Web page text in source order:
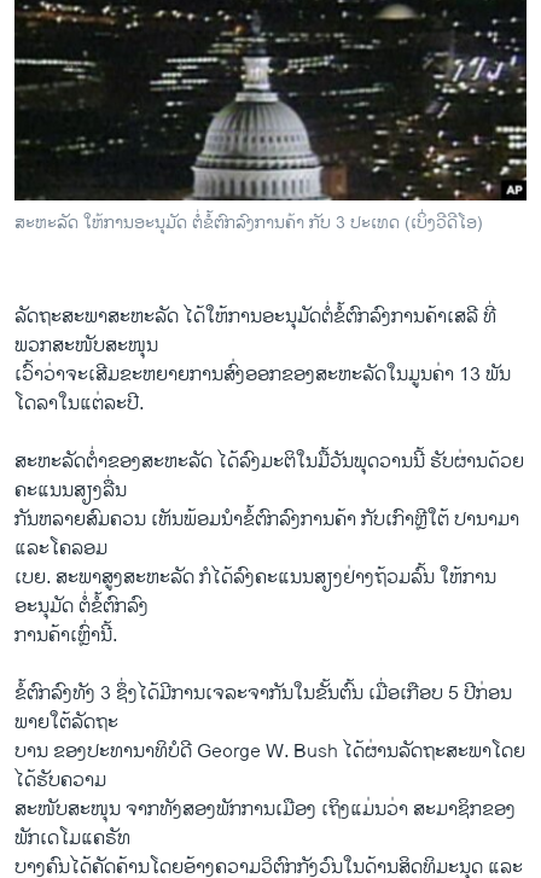
ຊຸມຊົນຊາວລາວ
ວິທະຍາສາດ-ເທັກໂນໂລຈີ
ທຸລະກິດ
ພາສາອັງກິດ
ວີດີໂອ
ລາຍງານ
ຕິດຕາມພວກເຮົາ ທີ່
ສະຫະລັດ ໃຫ້ການອະນຸມັດ ຕໍ່ຂໍ້ຕົກລົງການຄ້າ ກັບ 3 ປະເທດ (ເບິ່ງວີດີໂອ)
ລັດຖະສະພາສະຫະລັດ ໄດ້ໃຫ້ການອະນຸມັດຕໍ່ຂໍ້ຕົກລົງການຄ້າເສລີ ທີ່
ພວກສະໜັບສະໜຸນ
ເວົ້າວ່າຈະເສີມຂະຫຍາຍການສົ່ງອອກຂອງສະຫະລັດ​ໃນ​ມູນ​ຄ່າ 13 ພັນ
ໂດລາໃນແຕ່ລະປີ.
ສະຫະລັດຕໍ່າຂອງສະຫະລັດ ໄດ້ລົງມະຕິໃນມື້ວັນພຸດວານນີ້ ຮັບຜ່ານດ້ວຍ
ຄະແນນສຽງລື່ນ
ກັນ​ຫລາຍ​ສົມຄວນ ເຫັນພ້ອມນຳຂໍ້ຕົກລົງການຄ້າ ກັບເກົາຫຼີໃຕ້ ປານາມາ
ແລະໂຄລອມ
ເບຍ. ສະພາສູງສະຫະລັດ ກໍໄດ້ລົງຄະແນນສຽງຢ່າງຖ້ວມລົ້ນ ໃຫ້ການ
ອະນຸມັດ ຕໍ່ຂໍ້ຕົກລົງ
ການຄ້າເຫຼົ່ານີ້.
ຂໍ້ຕົກລົງທັງ 3 ຊຶ່ງໄດ້ມີການເຈລະຈາກັນໃນຂັ້ນຕົ້ນ ເມື່ອເກືອບ 5 ປີກ່ອນ
ພາຍ​ໃຕ້ລັດຖະ
ບານ ຂອງປະທານາທິບໍດີ George W. Bush ໄດ້ຜ່ານລັດຖະສະພາໂດຍ
ໄດ້ຮັບຄວາມ
ສະໜັບສະໜຸນ ຈາກທັງສອງພັກການເມືອງ ເຖິງແມ່ນວ່າ ສະມາຊິກຂອງ
ພັກເດໂມແຄຣັທ
ບາງຄົນໄດ້ຄັດຄ້ານໂດຍອ້າງຄວາມວິຕົກກັງວົນໃນດ້ານສິດທິມະນຸດ ແລະ